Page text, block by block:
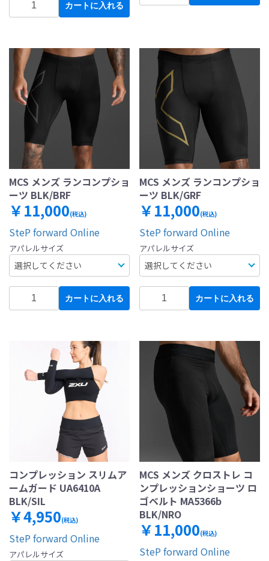
カートに入れる
MCS メンズ ランコンプショ
ーツ BLK/BRF
￥11,000(税込)
SteP forward Online
アパレルサイズ
カートに入れる
MCS メンズ ランコンプショ
ーツ BLK/GRF
￥11,000(税込)
SteP forward Online
アパレルサイズ
カートに入れる
コンプレッション スリムア
ームガード UA6410A
BLK/SIL
￥4,950(税込)
SteP forward Online
アパレルサイズ
MCS メンズ クロストレ コ
ンプレッションショーツ ロ
ゴベルト MA5366b
BLK/NRO
￥11,000(税込)
SteP forward Online